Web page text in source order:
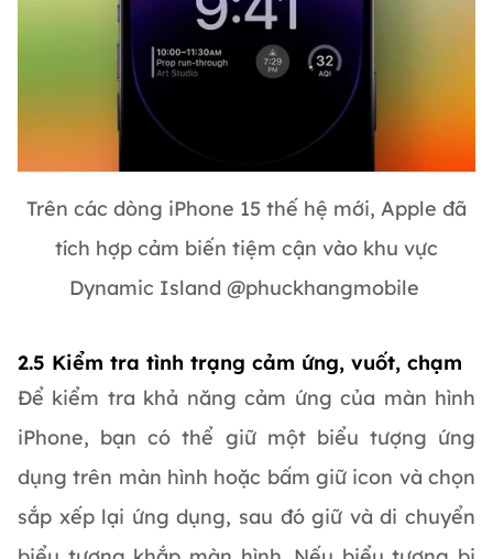
Trên các dòng iPhone 15 thế hệ mới, Apple đã
tích hợp cảm biến tiệm cận vào khu vực
Dynamic Island @phuckhangmobile
2.5 Kiểm tra tình trạng cảm ứng, vuốt, chạm
Để kiểm tra khả năng cảm ứng của màn hình
iPhone, bạn có thể giữ một biểu tượng ứng
dụng trên màn hình hoặc bấm giữ icon và chọn
sắp xếp lại ứng dụng, sau đó giữ và di chuyển